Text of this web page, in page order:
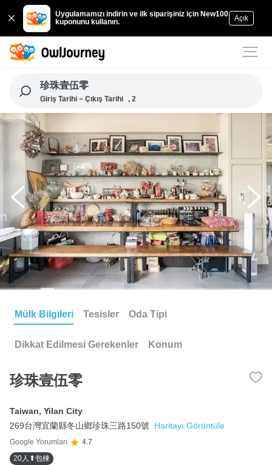
Uygulamamızı indirin ve ilk siparişiniz için New100
kuponunu kullanın.
Açık
珍珠壹伍零
Giriş Tarihi ~ Çıkış Tarihi , 2
Mülk Bilgileri Tesisler Oda Tipi
Dikkat Edilmesi Gerekenler Konum
珍珠壹伍零
Taiwan, Yilan City
269台灣宜蘭縣冬山鄉珍珠三路150號
Haritayı Görüntüle
Google Yorumları
4.7
20人⬆包棟